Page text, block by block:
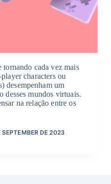
tornando cada vez mais
characters ou
desempenham um
desses mundos virtuais.
na relação entre os
SEPTEMBER DE 2023